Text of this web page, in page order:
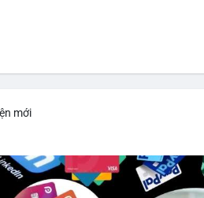
tối đa 1-2% tài khoản cho mỗi vị thế.
#vlikenear
mới